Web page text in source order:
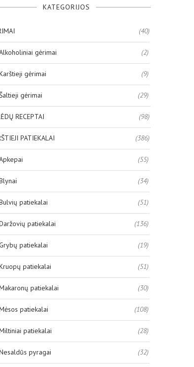
KATEGORIJOS
(40)
gėrimai (2)
gėrimai (9)
gėrimai (29)
RECEPTAI (98)
PATIEKALAI (386)
(55)
(34)
patiekalai (51)
patiekalai (136)
patiekalai (19)
patiekalai (51)
patiekalai (30)
patiekalai (108)
patiekalai (28)
pyragai (32)